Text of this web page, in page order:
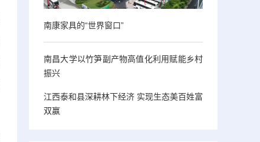
南康家具的“世界窗口”
南昌大学以竹笋副产物高值化利用赋能乡村
振兴
江西泰和县深耕林下经济 实现生态美百姓富
双赢